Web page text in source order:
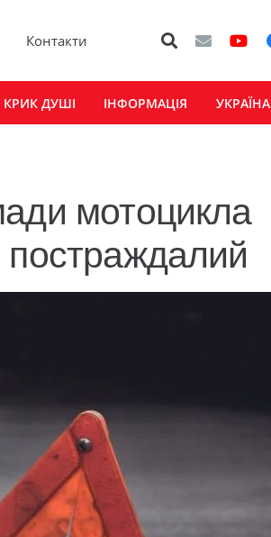
Контакти
КРИК ДУШІ ІНФОРМАЦІЯ УКРАЇНА
мотоцикла
постраждалий